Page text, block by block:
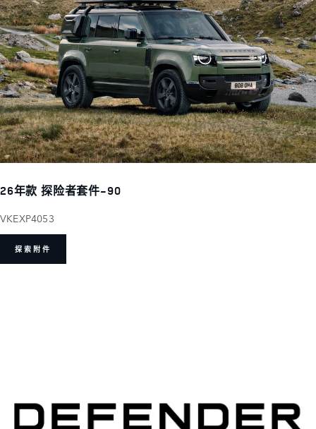
26年款 探险者套件-90
VKEXP4053
探索附件